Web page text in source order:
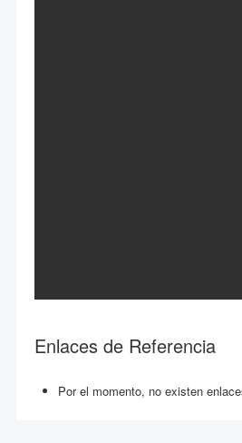
Enlaces de Referencia
Por el momento, no existen